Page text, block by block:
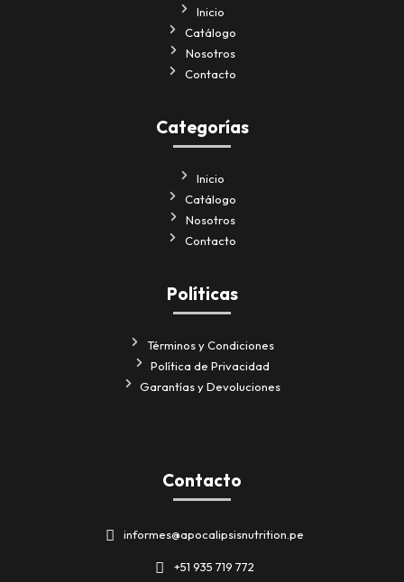
Inicio
Catálogo
Nosotros
Contacto
Categorías
Inicio
Catálogo
Nosotros
Contacto
Políticas
Términos y Condiciones
Política de Privacidad
Garantías y Devoluciones
Contacto
informes@apocalipsisnutrition.pe
+51 935 719 772